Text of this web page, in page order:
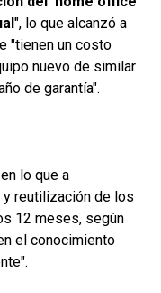
", lo que alcanzó a
"tienen un costo
nuevo de similar
de garantía".
lo que a
reutilización de los
12 meses, según
el conocimiento